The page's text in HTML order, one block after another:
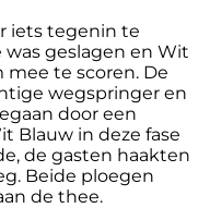
iets tegenin te
was geslagen en Wit
te scoren. De
wegspringer en
door een
Blauw in deze fase
de gasten haakten
Beide ploegen
de thee.